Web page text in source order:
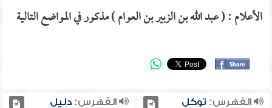
الأعلام : ( عبد الله بن الزبير بن العوام ) مذكور في المواضع التالية
الفهرس: توكل
الفهرس:دليل